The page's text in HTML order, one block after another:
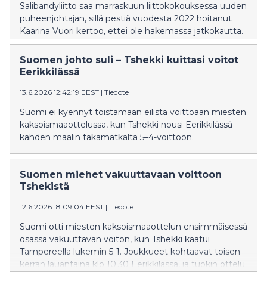
Salibandyliitto saa marraskuun liittokokouksessa uuden
puheenjohtajan, sillä pestiä vuodesta 2022 hoitanut
Kaarina Vuori kertoo, ettei ole hakemassa jatkokautta.
Suomen johto suli – Tshekki kuittasi voitot
Eerikkilässä
13.6.2026 12:42:19 EEST | Tiedote
Suomi ei kyennyt toistamaan eilistä voittoaan miesten
kaksoismaaottelussa, kun Tshekki nousi Eerikkilässä
kahden maalin takamatkalta 5–4-voittoon.
Suomen miehet vakuuttavaan voittoon
Tshekistä
12.6.2026 18:09:04 EEST | Tiedote
Suomi otti miesten kaksoismaaottelun ensimmäisessä
osassa vakuuttavan voiton, kun Tshekki kaatui
Tampereella lukemin 5-1. Joukkueet kohtaavat toisen
kerran lauantaina klo 10.30 Eerikkilässä, ja tuokin ottelu